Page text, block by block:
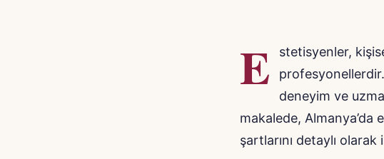
E
stetisyenler,
deneyim ve
makalede, Almanya’da
şartlarını detaylı